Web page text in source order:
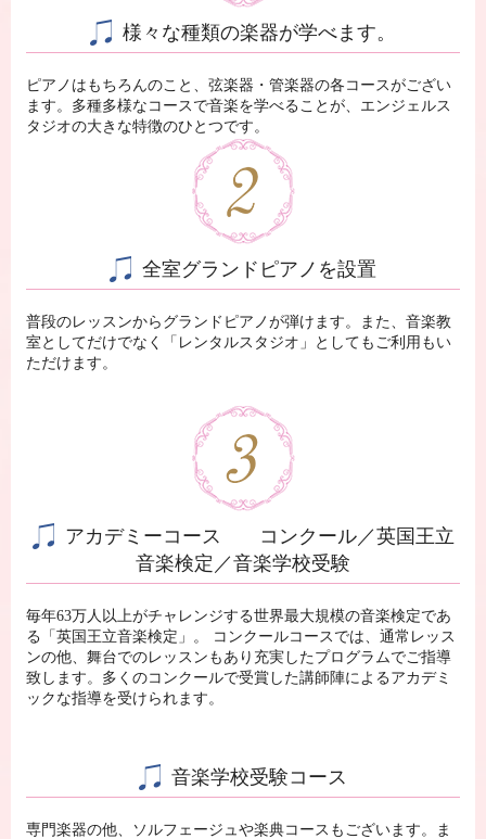
様々な種類の楽器が学べます。
ピアノはもちろんのこと、弦楽器・管楽器の各コースがござい
ます。多種多様なコースで音楽を学べることが、エンジェルス
タジオの大きな特徴のひとつです。
全室グランドピアノを設置
普段のレッスンからグランドピアノが弾けます。また、音楽教
室としてだけでなく「レンタルスタジオ」としてもご利用もい
ただけます。
アカデミーコース
コンクール／英国王立
音楽検定／音楽学校受験
毎年63万人以上がチャレンジする世界最大規模の音楽検定であ
る「英国王立音楽検定」。 コンクールコースでは、通常レッス
ンの他、舞台でのレッスンもあり充実したプログラムでご指導
致します。多くのコンクールで受賞した講師陣によるアカデミ
ックな指導を受けられます。
音楽学校受験コース
専門楽器の他、ソルフェージュや楽典コースもございます。ま